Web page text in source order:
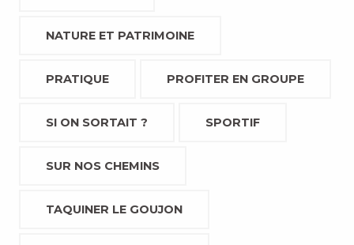
NATURE ET PATRIMOINE
PRATIQUE PROFITER EN GROUPE
SI ON SORTAIT ? SPORTIF
SUR NOS CHEMINS
TAQUINER LE GOUJON